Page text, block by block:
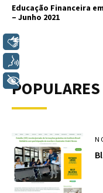
Educação Financeira
– Junho 2021
POPULARES